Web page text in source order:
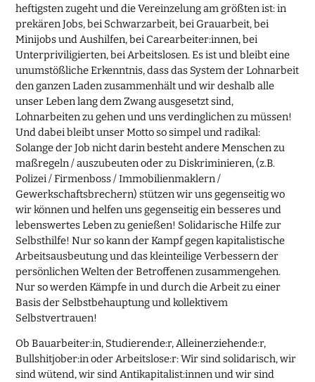
heftigsten zugeht und die Vereinzelung am größten ist: in
prekären Jobs, bei Schwarzarbeit, bei Grauarbeit, bei
Minijobs und Aushilfen, bei Carearbeiter:innen, bei
Unterpriviligierten, bei Arbeitslosen. Es ist und bleibt eine
unumstößliche Erkenntnis, dass das System der Lohnarbeit
den ganzen Laden zusammenhält und wir deshalb alle
unser Leben lang dem Zwang ausgesetzt sind,
Lohnarbeiten zu gehen und uns verdinglichen zu müssen!
Und dabei bleibt unser Motto so simpel und radikal:
Solange der Job nicht darin besteht andere Menschen zu
maßregeln / auszubeuten oder zu Diskriminieren, (z.B.
Polizei / Firmenboss / Immobilienmaklern /
Gewerkschaftsbrechern) stützen wir uns gegenseitig wo
wir können und helfen uns gegenseitig ein besseres und
lebenswertes Leben zu genießen! Solidarische Hilfe zur
Selbsthilfe! Nur so kann der Kampf gegen kapitalistische
Arbeitsausbeutung und das kleinteilige Verbessern der
persönlichen Welten der Betroffenen zusammengehen.
Nur so werden Kämpfe in und durch die Arbeit zu einer
Basis der Selbstbehauptung und kollektivem
Selbstvertrauen!
Ob Bauarbeiter:in, Studierende:r, Alleinerziehende:r,
Bullshitjober:in oder Arbeitslose:r: Wir sind solidarisch, wir
sind wütend, wir sind Antikapitalist:innen und wir sind